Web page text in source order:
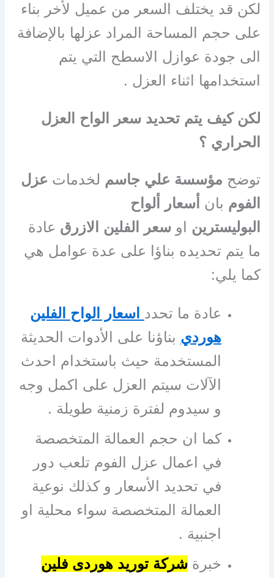
لكن قد يختلف السعر من عميل لأخر بناء
على حجم المساحة المراد عزلها بالإضافة
الى جودة عوازل الاسطح التي يتم
استخدامها اثناء العزل .
لكن كيف يتم تحديد سعر الواح العزل
الحراري ؟
توضح مؤسسة علي جاسم لخدمات عزل
الفوم بان أسعار ألواح
البوليسترين او سعر الفلين الازرق عادة
ما يتم تحديده بناؤا على عدة عوامل هي
كما يلي:
عادة ما تحدد اسعار الواح الفلين
هوردي بناؤنا على الأدوات الحديثة
المستخدمة حيث باستخدام احدث
الآلات سيتم العزل على اكمل وجه
و سيدوم لفترة زمنية طويلة .
كما ان حجم العمالة المتخصصة
في اعمال عزل الفوم تلعب دور
في تحديد الأسعار و كذلك نوعية
العمالة المتخصصة سواء محلية او
اجنبية .
خبرةشركة توريد هوردى فلين